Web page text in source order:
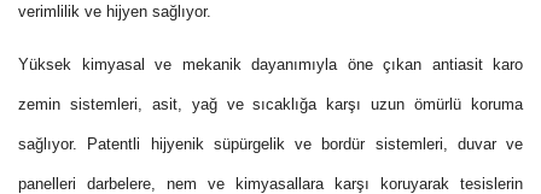
verimlilik ve hijyen sağlıyor.
Yüksek kimyasal ve mekanik dayanımıyla öne çıkan antiasit karo
zemin sistemleri, asit, yağ ve sıcaklığa karşı uzun ömürlü koruma
sağlıyor. Patentli hijyenik süpürgelik ve bordür sistemleri, duvar ve
panelleri darbelere, nem ve kimyasallara karşı koruyarak tesislerin